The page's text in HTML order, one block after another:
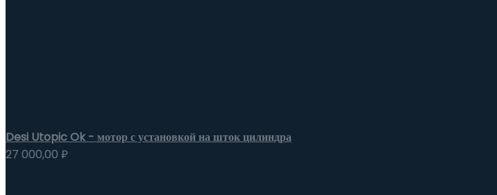
Desi Utopic Ok - мотор с установкой на шток цилиндра
27 000,00 ₽